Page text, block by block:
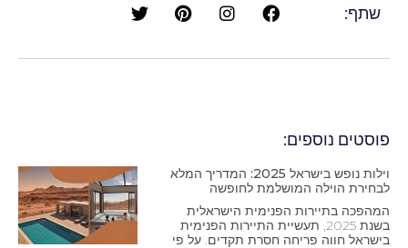
שתף:
פוסטים נוספים:
וילות נופש בישראל 2025: המדריך המלא
לבחירת הוילה המושלמת לחופשה
המהפכה בתיירות הפנימית הישראלית
בשנת 2025, תעשיית התיירות הפנימית
בישראל חווה פריחה חסרת תקדים. על פי